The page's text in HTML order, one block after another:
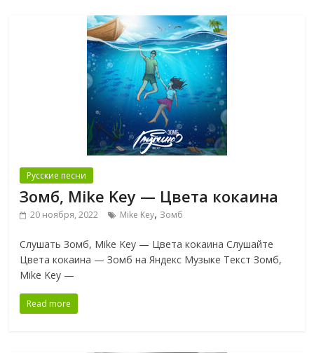
Русские песни
Зомб, Mike Key — Цвета кокаина
20 ноября, 2022 Mike Key, Зомб
Слушать Зомб, Mike Key — Цвета кокаина Слушайте
Цвета кокаина — Зомб на Яндекс Музыке Текст Зомб,
Mike Key —
Read more